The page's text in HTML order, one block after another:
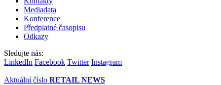
Mediadata
Konference
Předplatné časopisu
Odkazy
Sledujte nás:
LinkedIn Facebook Twitter Instagram
Aktuální číslo RETAIL NEWS